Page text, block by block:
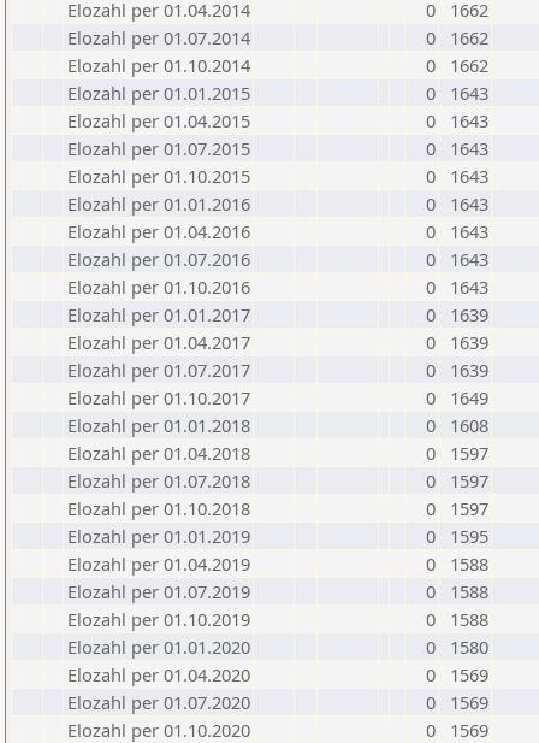
Elozahl per 01.04.2014
0
1662
Elozahl per 01.07.2014
0
1662
Elozahl per 01.10.2014
0
1662
Elozahl per 01.01.2015
0
1643
Elozahl per 01.04.2015
0
1643
Elozahl per 01.07.2015
0
1643
Elozahl per 01.10.2015
0
1643
Elozahl per 01.01.2016
0
1643
Elozahl per 01.04.2016
0
1643
Elozahl per 01.07.2016
0
1643
Elozahl per 01.10.2016
0
1643
Elozahl per 01.01.2017
0
1639
Elozahl per 01.04.2017
0
1639
Elozahl per 01.07.2017
0
1639
Elozahl per 01.10.2017
0
1649
Elozahl per 01.01.2018
0
1608
Elozahl per 01.04.2018
0
1597
Elozahl per 01.07.2018
0
1597
Elozahl per 01.10.2018
0
1597
Elozahl per 01.01.2019
0
1595
Elozahl per 01.04.2019
0
1588
Elozahl per 01.07.2019
0
1588
Elozahl per 01.10.2019
0
1588
Elozahl per 01.01.2020
0
1580
Elozahl per 01.04.2020
0
1569
Elozahl per 01.07.2020
0
1569
Elozahl per 01.10.2020
0
1569